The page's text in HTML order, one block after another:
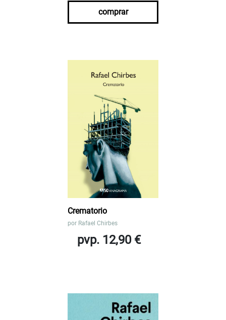
comprar
Crematorio
por Rafael Chirbes
pvp. 12,90 €